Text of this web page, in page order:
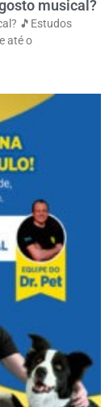
musical?
🎵ㅤEstudos
até o